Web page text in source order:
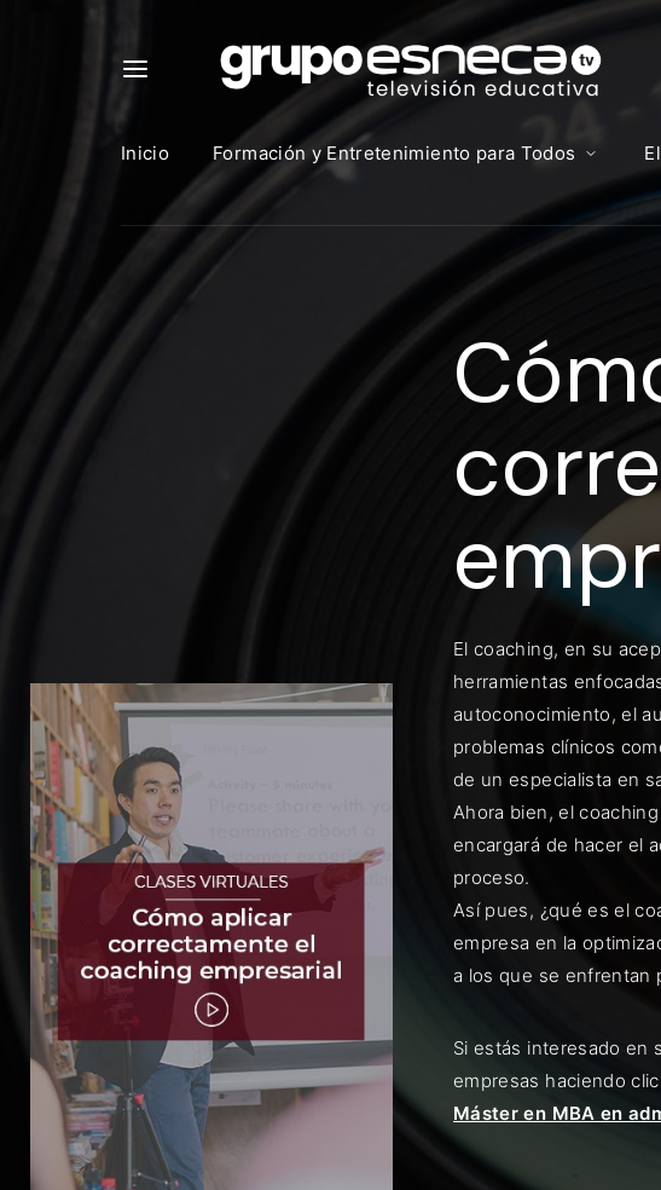
Inicio Formación y Entretenimiento para Todos
El coaching, en su
herramientas
autoconocimiento, el
problemas clínicos
de un especialista en
Ahora bien, el
encargará de hacer el
proceso.
Así pues, ¿qué es el
empresa en la
a los que se enfrentan
Si estás interesado en
empresas haciendo
Máster en MBA en
Para iniciar
https://
Dirección de correo